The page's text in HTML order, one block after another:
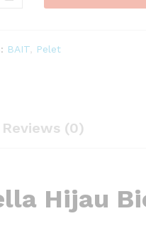
BAIT Pelet
Reviews (0)
Hijau